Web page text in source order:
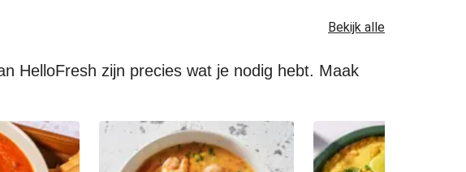
Bekijk alle
HelloFresh zijn precies wat je nodig hebt. Maak